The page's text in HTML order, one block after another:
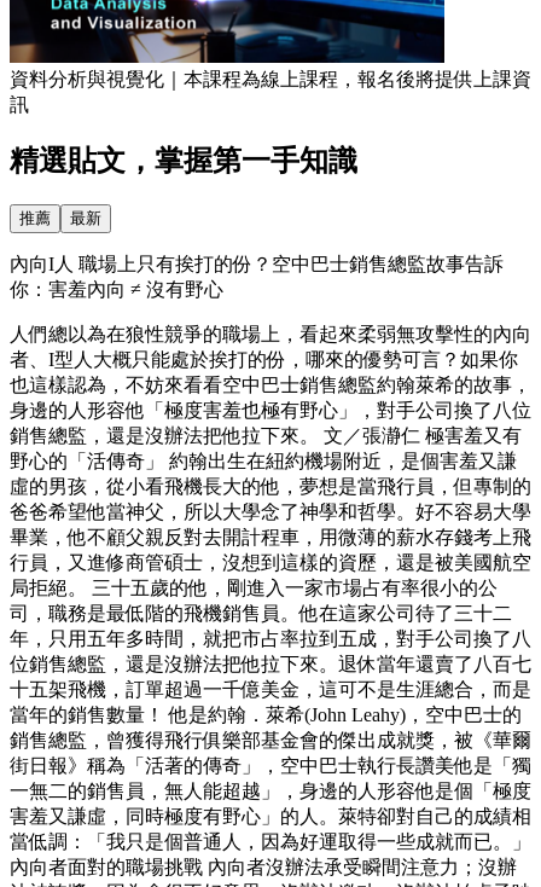
資料分析與視覺化｜本課程為線上課程，報名後將提供上課資
訊
精選貼文，掌握第一手知識
推薦 最新
內向I人 職場上只有挨打的份？空中巴士銷售總監故事告訴
你：害羞內向 ≠ 沒有野心
人們總以為在狼性競爭的職場上，看起來柔弱無攻擊性的內向
者、I型人大概只能處於挨打的份，哪來的優勢可言？如果你
也這樣認為，不妨來看看空中巴士銷售總監約翰萊希的故事，
身邊的人形容他「極度害羞也極有野心」，對手公司換了八位
銷售總監，還是沒辦法把他拉下來。 文／張瀞仁 極害羞又有
野心的「活傳奇」 約翰出生在紐約機場附近，是個害羞又謙
虛的男孩，從小看飛機長大的他，夢想是當飛行員，但專制的
爸爸希望他當神父，所以大學念了神學和哲學。好不容易大學
畢業，他不顧父親反對去開計程車，用微薄的薪水存錢考上飛
行員，又進修商管碩士，沒想到這樣的資歷，還是被美國航空
局拒絕。 三十五歲的他，剛進入一家市場占有率很小的公
司，職務是最低階的飛機銷售員。他在這家公司待了三十二
年，只用五年多時間，就把市占率拉到五成，對手公司換了八
位銷售總監，還是沒辦法把他拉下來。退休當年還賣了八百七
十五架飛機，訂單超過一千億美金，這可不是生涯總合，而是
當年的銷售數量！ 他是約翰．萊希(John Leahy)，空中巴士的
銷售總監，曾獲得飛行俱樂部基金會的傑出成就獎，被《華爾
街日報》稱為「活著的傳奇」，空中巴士執行長讚美他是「獨
一無二的銷售員，無人能超越」，身邊的人形容他是個「極度
害羞又謙虛，同時極度有野心」的人。萊特卻對自己的成績相
當低調：「我只是個普通人，因為好運取得一些成就而已。」
內向者面對的職場挑戰 內向者沒辦法承受瞬間注意力；沒辦